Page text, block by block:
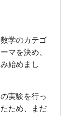
学のカテゴ
マを決め、
始めまし
実験を行っ
ため、まだ